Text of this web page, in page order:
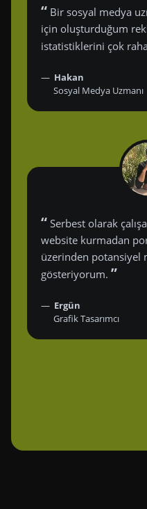
“ Bir sosyal medya
için oluşturduğum
istatistiklerini çok
Hakan
Sosyal Medya Uzmanı
“ Serbest olarak
website kurmadan
üzerinden potansiyel
gösteriyorum. ”
Ergün
Grafik Tasarımcı